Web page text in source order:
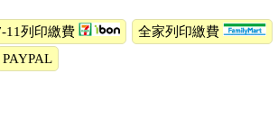
11列印繳費 全家列印繳費
PAYPAL